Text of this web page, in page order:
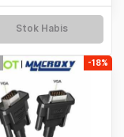
Stok Habis
-18%